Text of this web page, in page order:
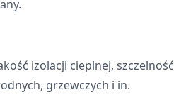
izolacji cieplnej, szczelność
grzewczych i in.